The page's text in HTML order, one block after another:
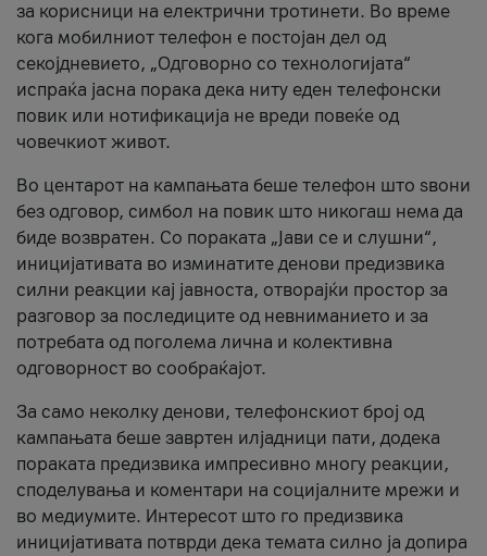
за корисници на електрични тротинети. Во време
кога мобилниот телефон е постојан дел од
секојдневието, „Одговорно со технологијата“
испраќа јасна порака дека ниту еден телефонски
повик или нотификација не вреди повеќе од
човечкиот живот.
Во центарот на кампањата беше телефон што ѕвони
без одговор, симбол на повик што никогаш нема да
биде возвратен. Со пораката „Јави се и слушни“,
иницијативата во изминатите денови предизвика
силни реакции кај јавноста, отворајќи простор за
разговор за последиците од невниманието и за
потребата од поголема лична и колективна
одговорност во сообраќајот.
За само неколку денови, телефонскиот број од
кампањата беше завртен илјадници пати, додека
пораката предизвика импресивно многу реакции,
споделувања и коментари на социјалните мрежи и
во медиумите. Интересот што го предизвика
иницијативата потврди дека темата силно ја допира